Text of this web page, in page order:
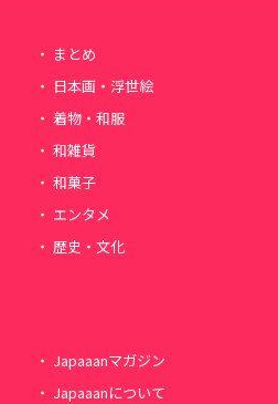
まとめ
日本画・浮世絵
着物・和服
和雑貨
和菓子
エンタメ
歴史・文化
Japaaanマガジン
Japaaanについて